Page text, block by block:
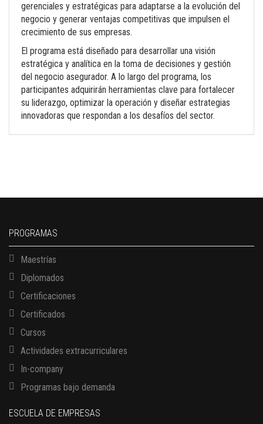
gerenciales y estratégicas para adaptarse a la evolución del
negocio y generar ventajas competitivas que impulsen el
crecimiento de sus empresas.
El programa está diseñado para desarrollar una visión
estratégica y analítica en la toma de decisiones y gestión
del negocio asegurador. A lo largo del programa, los
participantes adquirirán herramientas clave para fortalecer
su liderazgo, optimizar la operación y diseñar estrategias
innovadoras que respondan a los desafíos del sector.
PROGRAMAS
Maestrías
Diplomados
Certificaciones
Certificados
Cursos
Actividades extracurriculares
In-company
Programas bajo demanda
ESCUELA DE EMPRESAS